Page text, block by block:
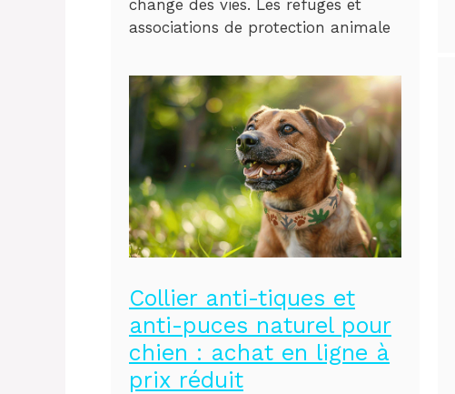
change des vies. Les refuges et
associations de protection animale
Collier anti-tiques et
anti-puces naturel pour
chien : achat en ligne à
prix réduit